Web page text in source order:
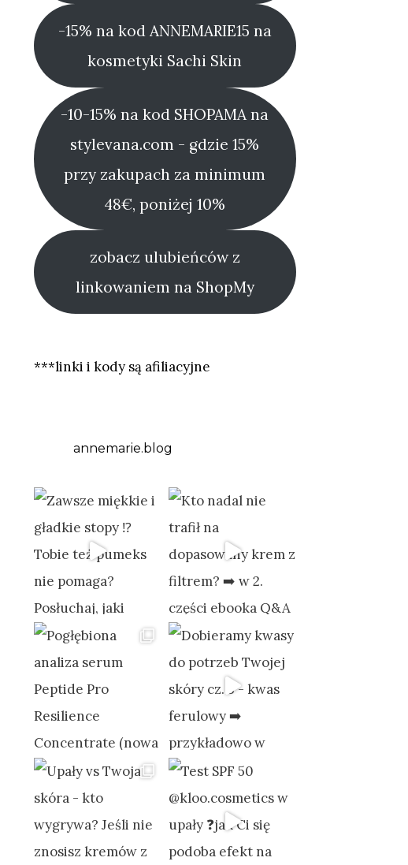
-15% na kod ANNEMARIE15 na
kosmetyki Sachi Skin
-10-15% na kod SHOPAMA na
stylevana.com - gdzie 15%
przy zakupach za minimum
48€, poniżej 10%
zobacz ulubieńców z
linkowaniem na ShopMy
***linki i kody są afiliacyjne
annemarie.blog